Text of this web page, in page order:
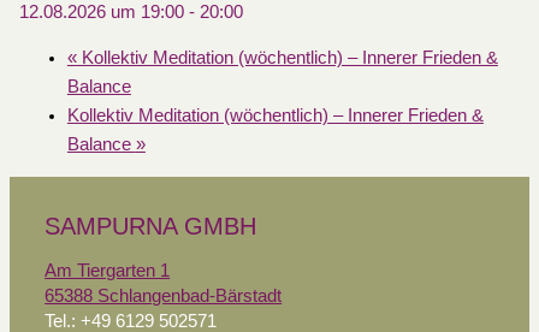
12.08.2026 um 19:00- 20:00
«Kollektiv Meditation (wöchentlich) – Innerer Frieden &
Balance
Kollektiv Meditation (wöchentlich) – Innerer Frieden &
Balance »
SAMPURNA GMBH
Am Tiergarten 1
65388 Schlangenbad-Bärstadt
Tel.: +49 6129 502571